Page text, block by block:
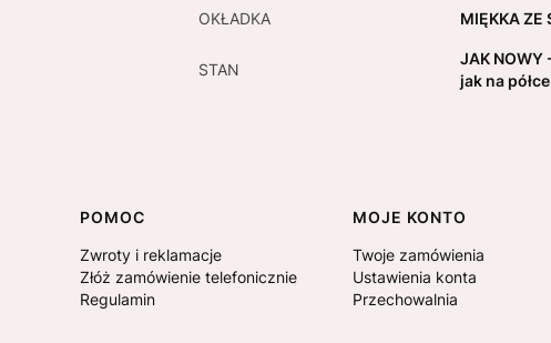
OKŁADKA MIĘKKA ZE
STAN
JAK
jak na
Linki w stopce
POMOC
Zwroty i reklamacje
Złóż zamówienie telefonicznie
Regulamin
MOJE KONTO
Twoje zamówienia
Ustawienia konta
Przechowalnia